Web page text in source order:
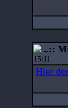
..::
15:11
Hier